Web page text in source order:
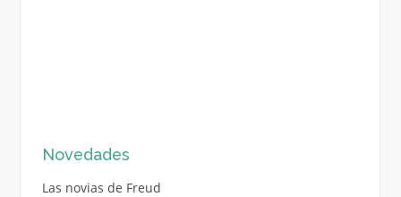
Novedades
Las novias de Freud